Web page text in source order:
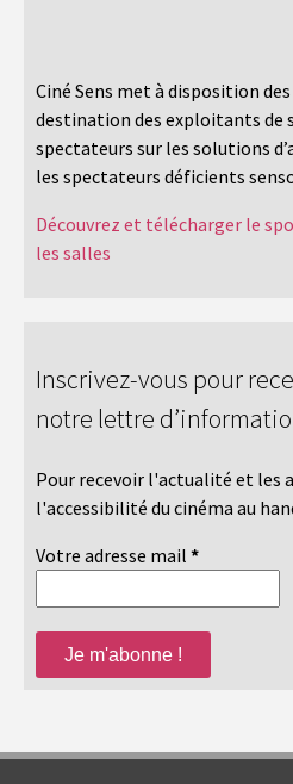
Ciné Sens met à disposition
destination des exploitants de
spectateurs sur les solutions
les spectateurs déficients
Découvrez et télécharger le
les salles
Inscrivez-vous pour
notre lettre
Pour recevoir l'actualité et les
l'accessibilité du cinéma au
Votre adresse mail *